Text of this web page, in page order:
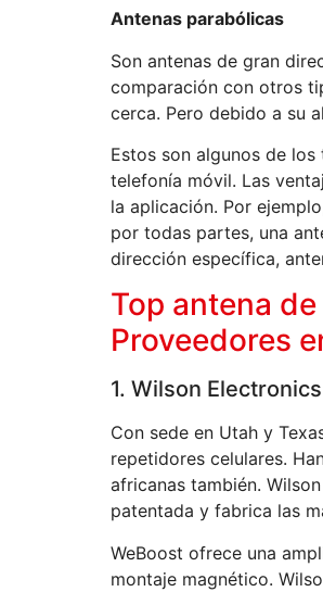
Antenas parabólicas
Son antenas de gran
comparación con otros
cerca. Pero debido a su
Estos son algunos de
telefonía móvil. Las
la aplicación. Por
por todas partes, una
dirección específica,
Top antena
Proveedores
1. Wilson Electronics
Con sede en Utah y
repetidores celulares.
africanas también.
patentada y fabrica las
WeBoost ofrece una
montaje magnético.